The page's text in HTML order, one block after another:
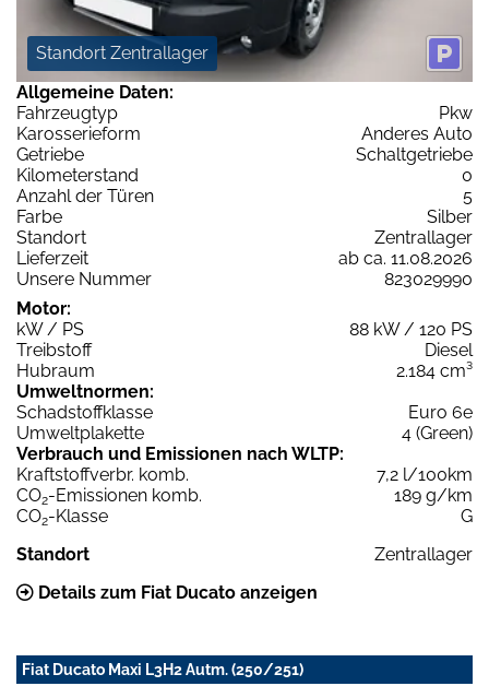
Standort Zentrallager
Allgemeine Daten:
Fahrzeugtyp
Pkw
Karosserieform
Anderes Auto
Getriebe
Schaltgetriebe
Kilometerstand
0
Anzahl der Türen
5
Farbe
Silber
Standort
Zentrallager
Lieferzeit
ab ca. 11.08.2026
Unsere Nummer
823029990
Motor:
kW / PS
88 kW / 120 PS
Treibstoff
Diesel
Hubraum
2.184 cm³
Umweltnormen:
Schadstoffklasse
Euro 6e
Umweltplakette
4 (Green)
Verbrauch und Emissionen nach WLTP:
Kraftstoffverbr. komb.
7,2 l/100km
CO2-Emissionen komb.
189 g/km
CO2-Klasse
G
Standort
Zentrallager
Details zum Fiat Ducato anzeigen
Fiat Ducato Maxi L3H2 Autm. (250/251)